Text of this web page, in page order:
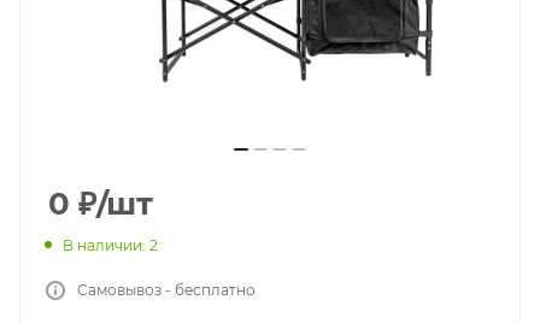
0 ₽/шт
В наличии: 2
Самовывоз - бесплатно